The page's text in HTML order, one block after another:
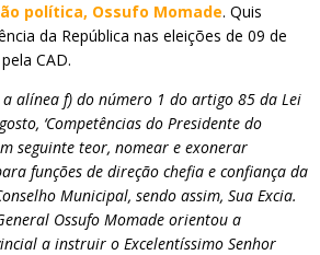
política, Ossufo Momade. Quis
da República nas eleições de 09 de
CAD.
a alínea f) do número 1 do artigo 85 da Lei
‘Competências do Presidente do
seguinte teor, nomear e exonerar
funções de direção chefia e confiança da
Municipal, sendo assim, Sua Excia.
Ossufo Momade orientou a
a instruir o Excelentíssimo Senhor